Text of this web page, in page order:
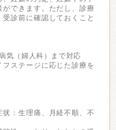
できます。ただし、診療
診前に確認しておくこと
気（婦人科）まで対応
ステージに応じた診療を
：生理痛、月経不順、不